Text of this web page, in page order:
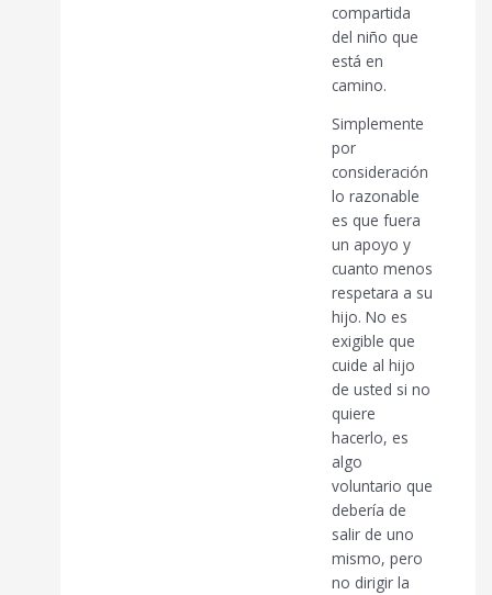
compartida
del niño que
está en
camino.
Simplemente
por
consideración
lo razonable
es que fuera
un apoyo y
cuanto menos
respetara a su
hijo. No es
exigible que
cuide al hijo
de usted si no
quiere
hacerlo, es
algo
voluntario que
debería de
salir de uno
mismo, pero
no dirigir la